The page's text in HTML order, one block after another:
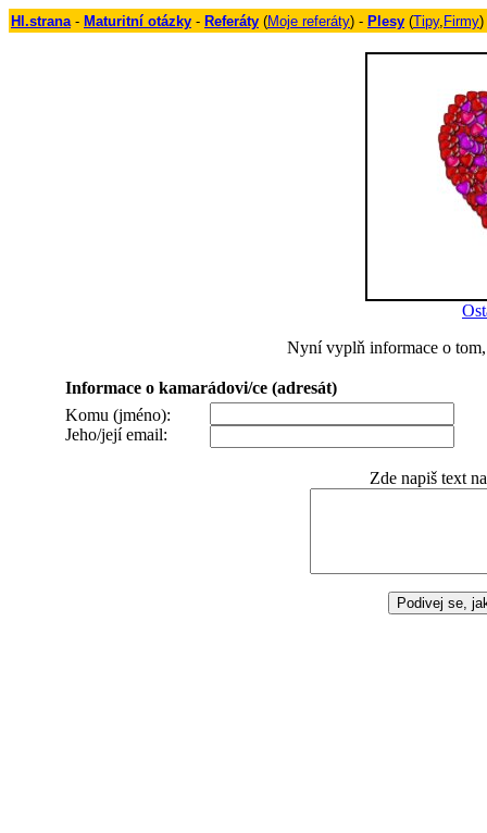
Hl.strana- Maturitní otázky - Referáty (Moje referáty) - Plesy (Tipy, Firmy
Nyní vyplň informace o
Informace o kamarádovi/ce (adresát)
Komu (jméno):
Jeho/její email:
Zde napiš text